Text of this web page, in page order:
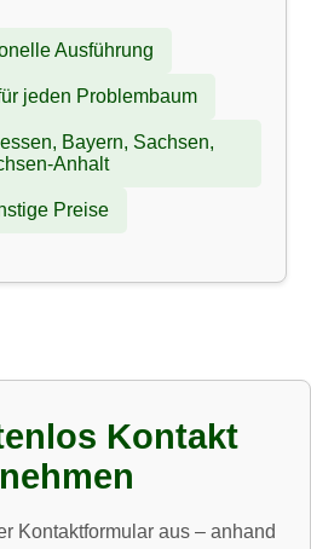
Ausführung
jeden Problembaum
Bayern, Sachsen,
Anhalt
Preise
Kontakt
Kontaktformular aus – anhand